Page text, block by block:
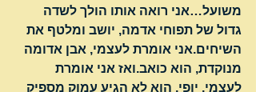
משועל…אני רואה אותו הולך לשדה
גדול של תפוחי אדמה, יושב ומלטף את
השיחים.אני אומרת לעצמי, אבן אדומה
מנוקדת, הוא כואב.ואז אני אומרת
לעצמי, יופי, הוא לא הגיע עמוק מספיק